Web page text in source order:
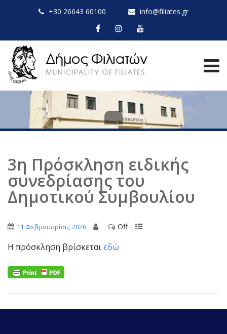
+30 26643 60100 info@filiates.gr
3η Πρόσκληση ειδικής
συνεδρίασης του
Δημοτικού Συμβουλίου
11 Φεβρουαρίου, 2026 Off
Η πρόσκληση βρίσκεταιεδώ